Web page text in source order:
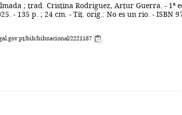
; trad. Cristina Rodriguez, Artur Guerra. - 1ª
- 135 p. ; 24 cm. - Tít. orig.: No es un rio. - ISBN
bib/bibnacional/2221187